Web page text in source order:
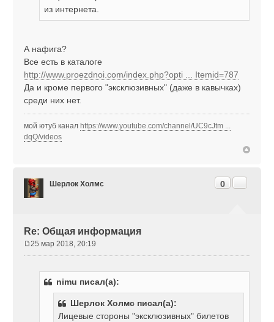
из интернета.
А нафига?
Все есть в каталоге
http://www.proezdnoi.com/index.php?opti ... Itemid=787
Да и кроме первого "эксклюзивных" (даже в кавычках)
среди них нет.
мой ютуб канал https://www.youtube.com/channel/UC9cJtm ...
dqQ/videos
Шерлок Холмс
Re: Общая информация
0 Цитата
25 мар 2018, 20:19
nimu писал(а):
Шерлок Холмс писал(а):
Лицевые стороны "эксклюзивных" билетов